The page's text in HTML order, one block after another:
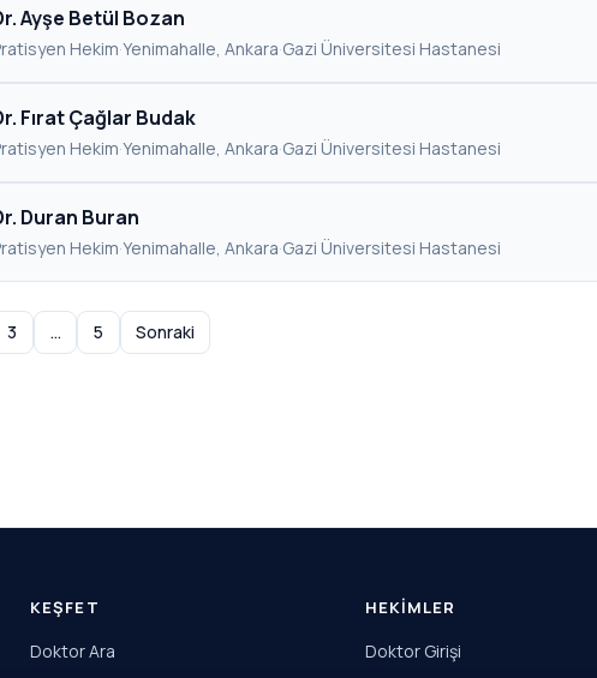
Ayşe Betül Bozan
Hekim·Yenimahalle, Ankara·Gazi Üniversitesi Hastanesi
Fırat Çağlar Budak
Hekim·Yenimahalle, Ankara·Gazi Üniversitesi Hastanesi
Duran Buran
Hekim·Yenimahalle, Ankara·Gazi Üniversitesi Hastanesi
3 … 5 Sonraki
KEŞFET
Doktor Ara
HEKIMLER
Doktor Girişi